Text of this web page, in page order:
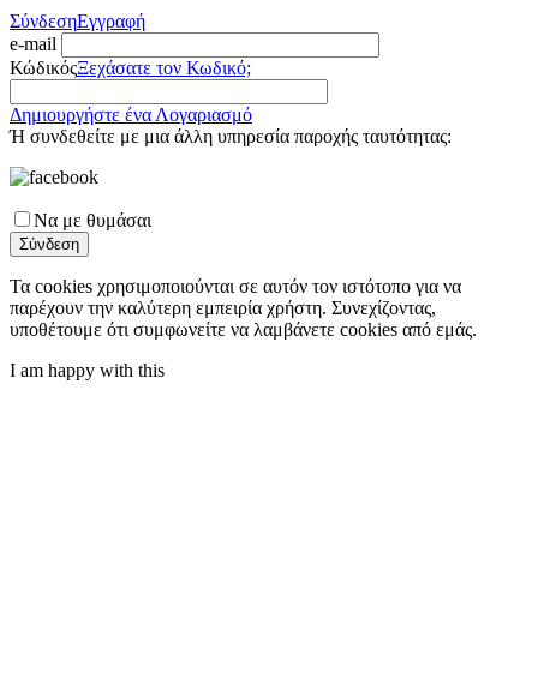
ΣύνδεσηΕγγραφή
e-mail
ΚώδικόςΞεχάσατε τον Κωδικό;
Δημιουργήστε ένα Λογαριασμό
Ή συνδεθείτε με μια άλλη υπηρεσία παροχής ταυτότητας:
Να με θυμάσαι
Σύνδεση
Τα cookies χρησιμοποιούνται σε αυτόν τον ιστότοπο για να
παρέχουν την καλύτερη εμπειρία χρήστη. Συνεχίζοντας,
υποθέτουμε ότι συμφωνείτε να λαμβάνετε cookies από εμάς.
I am happy with this